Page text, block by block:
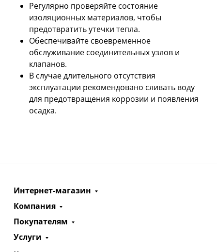
Регулярно проверяйте состояние
изоляционных материалов, чтобы
предотвратить утечки тепла.
Обеспечивайте своевременное
обслуживание соединительных узлов и
клапанов.
В случае длительного отсутствия
эксплуатации рекомендовано сливать воду
для предотвращения коррозии и появления
осадка.
Интернет-магазин
Компания
Покупателям
Услуги